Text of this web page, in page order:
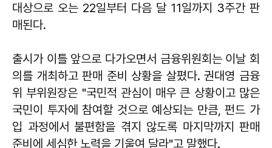
대상으로 오는 22일부터 다음 달 11일까지 3주간 판
매된다.
출시가 이틀 앞으로 다가오면서 금융위원회는 이날 회
의를 개최하고 판매 준비 상황을 살폈다. 권대영 금융
위 부위원장은 "국민적 관심이 매우 큰 상황이고 많은
국민이 투자에 참여할 것으로 예상되는 만큼, 펀드 가
입 과정에서 불편함을 겪지 않도록 마지막까지 판매
준비에 세심한 노력을 기울여 달라"고 말했다.